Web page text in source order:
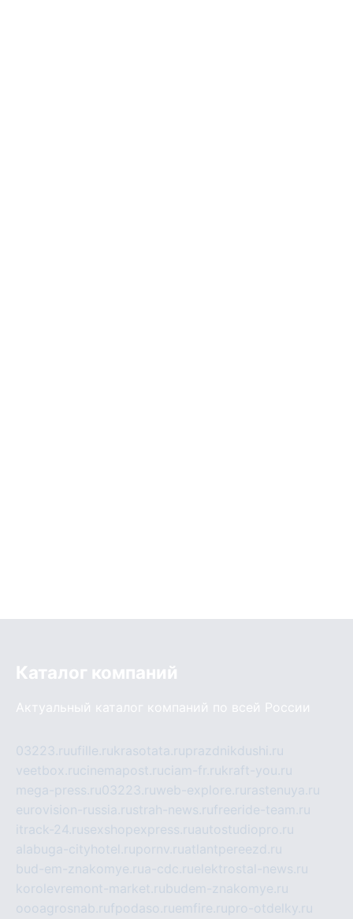
Каталог компаний
Актуальный каталог компаний по всей России
03223.ruufille.rukrasotata.ruprazdnikdushi.ru
veetbox.rucinemapost.ruciam-fr.rukraft-you.ru
mega-press.ru03223.ruweb-explore.ru rastenuya.ru
eurovision-russia.rustrah-news.rufreeride-team.ru
itrack-24.rusexshopexpress.ruautostudiopro.ru
alabuga-cityhotel.rupornv.ruatlantpereezd.ru
bud-em-znakomye.rua-cdc.ruelektrostal-news.ru
korolevremont-market.rubudem-znakomye.ru
oooagrosnab.rufpodaso.ruemfire.rupro-otdelky.ru